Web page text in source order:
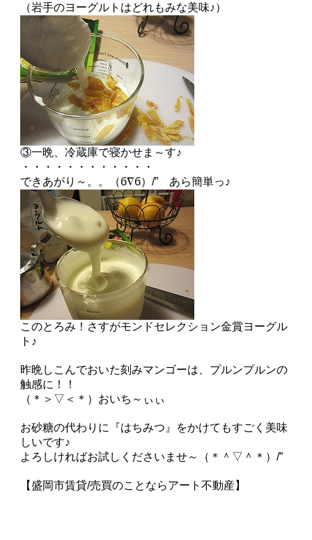
（岩手のヨーグルトはどれもみな美味♪）
③一晩、冷蔵庫で寝かせま～す♪
・・・・・・・・・・・・
できあがり～。。（б∇б）/” あら簡単っ♪
このとろみ！さすがモンドセレクション金賞ヨーグル
ト♪
昨晩しこんでおいた刻みマンゴーは、プルンプルンの
触感に！！
（＊＞▽＜＊）おいち～ぃぃ
お砂糖の代わりに『はちみつ』をかけてもすごく美味
しいです♪
よろしければお試しくださいませ～（＊＾▽＾＊）/”
【盛岡市賃貸/売買のことならアート不動産】